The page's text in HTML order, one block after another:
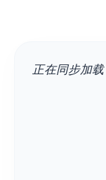
正在同步加